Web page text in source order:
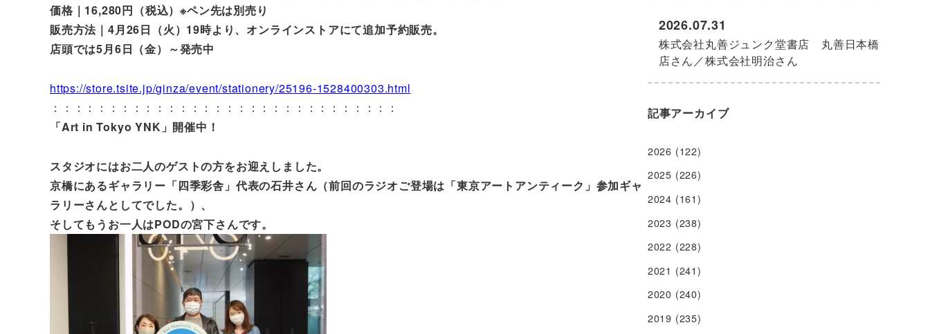
価格｜16,280円（税込）※ペン先は別売り
販売方法｜4月26日（火）19時より、オンラインストアにて追加予約販売。
店頭では5月6日（金）～発売中
https://store.tsite.jp/ginza/event/stationery/25196-1528400303.html
：：：：：：：：：：：：：：：：：：：：：：：：：：：：：：
「Art in Tokyo YNK」開催中！
スタジオにはお二人のゲストの方をお迎えしました。
京橋にあるギャラリー「四季彩舎」代表の石井さん（前回のラジオご登場は「東京アートアンティーク」参加ギャ
ラリーさんとしてでした。）、
そしてもうお一人はPODの宮下さんです。
株式会社丸善ジュンク堂書店 丸善日本橋
店さん／株式会社明治さん
2026.07.31
記事アーカイブ
2026 (122)
2025 (226)
2024 (161)
2023 (238)
2022 (228)
2021 (241)
2020 (240)
2019 (235)